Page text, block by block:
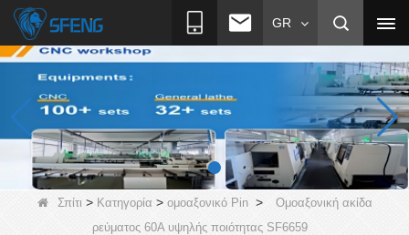
GR
Σπίτι > Κατηγορία > ομοαξονικό Pin>
Ομοαξονική ακίδα
ρεύματος 60Α υψηλής ποιότητας SF6659